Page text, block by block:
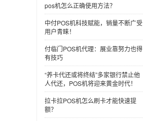
pos机怎么正确使用方法？
中付POS机科技赋能，销量不断广受
用户青睐！
付临门POS机代理：展业靠努力也得
有技巧
“养卡代还或将终结”多家银行禁止他
人代还，POS机将迎来黄金时代！
拉卡拉POS机怎么刷卡才能快速提
额？